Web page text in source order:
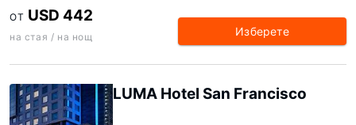
ОТ USD 442
на стая / на нощ Изберете
LUMA Hotel San Francisco